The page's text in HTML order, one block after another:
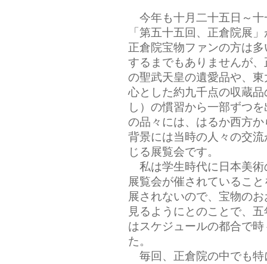
今年も十月二十五日～十
「第五十五回、正倉院展
正倉院宝物ファンの方は
するまでもありませんが
の聖武天皇の遺愛品や、
心とした約九千点の収蔵
し）の慣習から一部ずつ
の品々には、はるか西方
背景には当時の人々の交
じる展覧会です。
私は学生時代に日本美術
展覧会が催されているこ
展されないので、宝物の
見るようにとのことで、
はスケジュールの都合で
た。
毎回、正倉院の中でも特